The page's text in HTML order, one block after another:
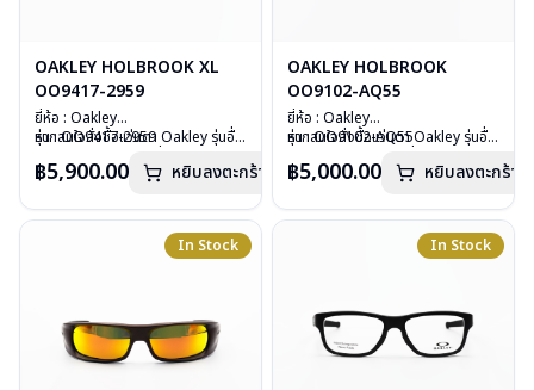
OAKLEY HOLBROOK XL
OO9417-2959
ยี่ห้อ : Oakley
รุ่น : OO9417-2959
เลนส์ : กันแดดสี Prizm ruby
น้ำหนัก : 28 กรัม
อุปกรณ์ : กล่องแว่น , ผ้าเช็ดแว่น
การรับประกัน : ประกันศูนย์ Luxottica
หากสนใจสั่งชื้อแว่นตา Oakley รุ่นอื่น
ติดต่อเราคลิก
฿5,900.00 หยิบลงตะกร้า
OAKLEY HOLBROOK
OO9102-AQ55
ยี่ห้อ : Oakley
รุ่น : OO9102-AQ55
เลนส์ : กันแดดสีฟ้า มีสกินตัวหนังสือ
บานพับ : ไม่มีสปริง
อุปกรณ์ : กล่องแว่น , ผ้าเช็ดแว่น
หากสนใจสั่งชื้อแว่นตา Oakley รุ่นอื่น
ติดต่อเราคลิก
฿5,000.00 หยิบลงตะกร้า
In Stock In Stock